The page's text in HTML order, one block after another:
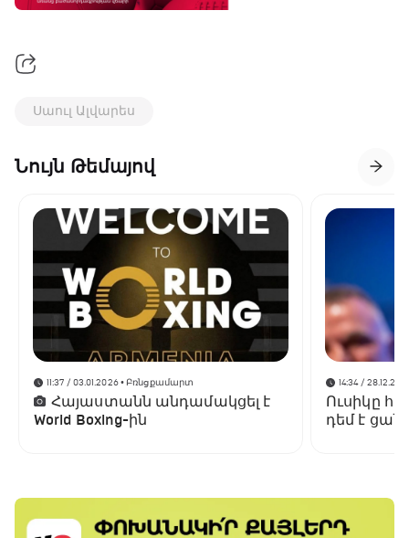
Սաուլ Ալվարես
Նույն Թեմայով
11:37 / 03.01.2026• Բռնցքամարտ
Հայաստանն անդամակցել է
World Boxing-ին
14:34 /
Ուսիկը
դեմ է